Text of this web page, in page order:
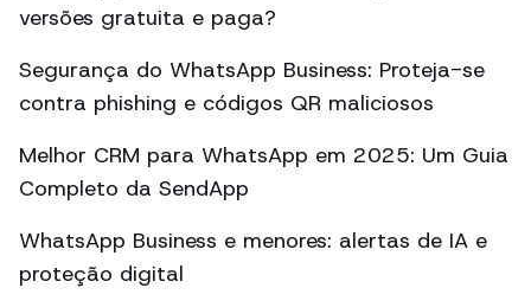
versões gratuita e paga?
Segurança do WhatsApp Business: Proteja-se
contra phishing e códigos QR maliciosos
Melhor CRM para WhatsApp em 2025: Um Guia
Completo da SendApp
WhatsApp Business e menores: alertas de IA e
proteção digital